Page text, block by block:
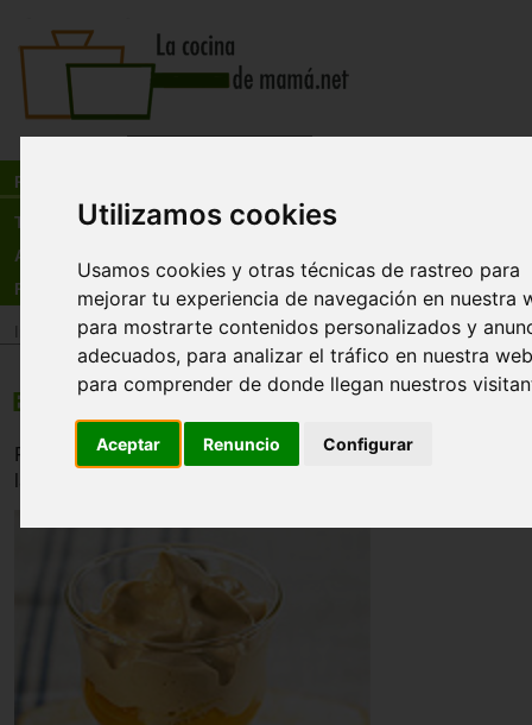
Utilizamos cookies
Usamos cookies y otras técnicas de rastreo para
mejorar tu experiencia de navegación en nuestra
para mostrarte contenidos personalizados y
adecuados, para analizar el tráfico en nuestra
para comprender de donde llegan nuestros
Aceptar Renuncio Configurar
Recetas
Tienda
Actualidad
Registro
Recetas >Postres
Espuma de naranja
Rico y ligero postre para los días de calor. Refrescante
la menta, para tomarse al aire libre